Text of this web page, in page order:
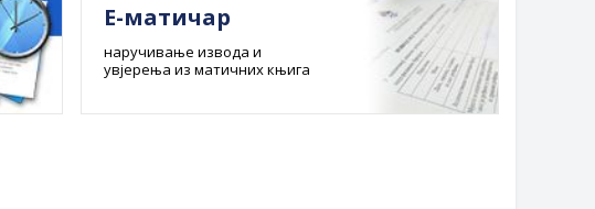
Е-матичар
наручивање извода и
увјерења из матичних књига